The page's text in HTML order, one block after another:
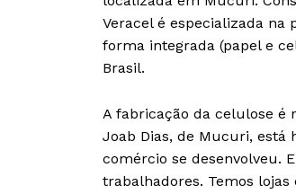
Veracel é especializada
forma integrada (papel e
Brasil.
A fabricação da celulose é
Joab Dias, de Mucuri, está
comércio se desenvolveu.
trabalhadores. Temos